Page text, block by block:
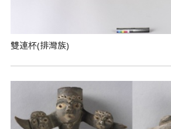
雙連杯(排灣族)